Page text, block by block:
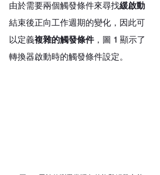
由於需要兩個觸發條件來尋找緩啟動
結束後正向工作週期的變化，因此可
以定義複雜的觸發條件 ，圖 1 顯示了
轉換器啟動時的觸發條件設定。